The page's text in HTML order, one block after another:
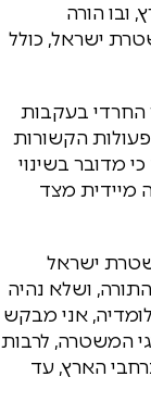
ובו הורה
ישראל, כולל
החרדי בעקבות
הקשורות
מדובר בשינוי
מיידית מצד
ישראל
ושלא נהיה
אני מבקש
המשטרה, לרבות
הארץ, עד